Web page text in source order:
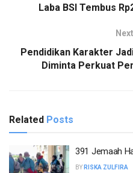
Laba BSI Tembus
Pendidikan Karakter
Diminta Perkuat
Related Posts
391 Jemaah
BY RISKA ZULFIRA